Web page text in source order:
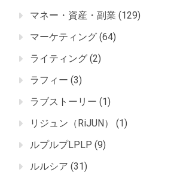
マネー・資産・副業 (129)
マーケティング (64)
ライティング (2)
ラフィー (3)
ラブストーリー (1)
リジュン（RiJUN）
(1)
ルプルプLPLP (9)
ルルシア (31)